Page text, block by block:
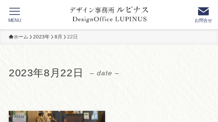
お問合せ
MENU
ホーム 2023年 8月 22日
2023年8月22日 – date –